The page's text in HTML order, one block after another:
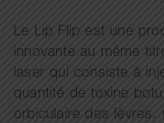
Le Lip Flip est une
innovante au même
laser qui consiste à
quantité de toxine
orbiculaire des lèvres.